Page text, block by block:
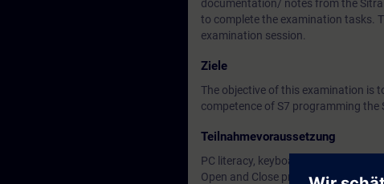
documentation/ notes from the
to complete the examination tasks.
examination session.
Ziele
The objective of this examination is
competence of S7 programming the
Teilnahmevoraussetzung
PC literacy, keyboard/ mouse skills
Open and Close programs